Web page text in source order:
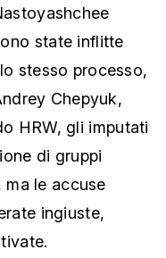
state inflitte
stesso processo,
Chepyuk,
HRW, gli imputati
di gruppi
ma le accuse
ingiuste,